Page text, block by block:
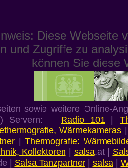
Diese Webseite
und Zugriffe zu
können Sie diese
sowie weitere Online-
Servern: Radio 101 |
Wärmekameras
| Thermografie:
Kollektoren | salsa.at |
| Salsa Tanzpartner| salsa |